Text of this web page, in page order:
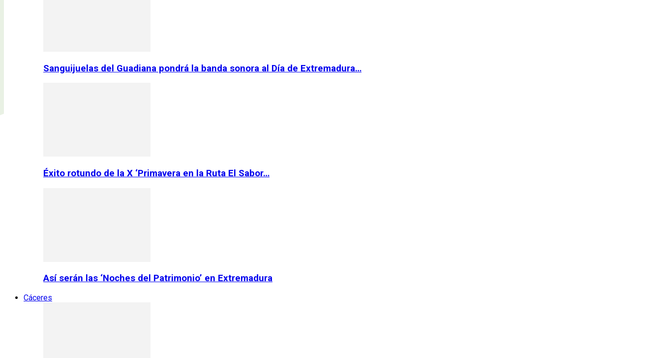
Sanguijuelas del Guadiana pondrá la banda sonora al Día de Extremadura…
Éxito rotundo de la X ‘Primavera en la Ruta El Sabor…
Así serán las ‘Noches del Patrimonio’ en Extremadura
Cáceres